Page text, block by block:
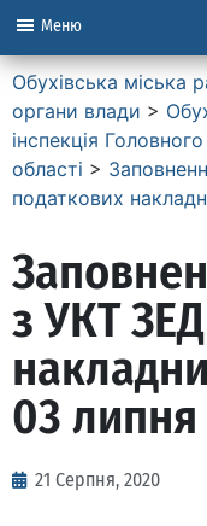
Меню
Обухівська міська
органи влади >
інспекція
області >
податкових
з УКТ
03 липня
21 Серпня, 2020